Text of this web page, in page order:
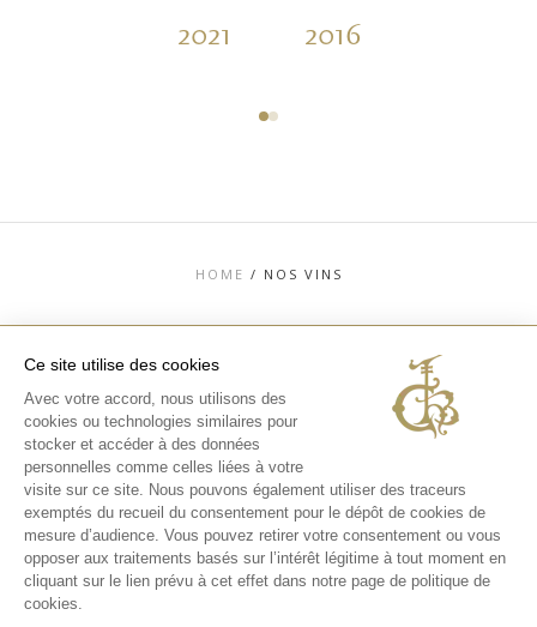
Ce site utilise des cookies
Avec votre accord, nous utilisons des
cookies ou technologies similaires pour
stocker et accéder à des données
personnelles comme celles liées à votre
visite sur ce site. Nous pouvons également utiliser des traceurs
exemptés du recueil du consentement pour le dépôt de cookies de
mesure d’audience. Vous pouvez retirer votre consentement ou vous
opposer aux traitements basés sur l’intérêt légitime à tout moment en
cliquant sur le lien prévu à cet effet dans notre page de politique de
cookies.
2021
2016
HOME / NOS VINS
CONTACT
MENTIONS LÉGALES
CHARTE DONNÉES PERSONNELLES &
COOKIES
MÉDIATHÈQUE
EXPÉRIENCES
INSTAGRAM